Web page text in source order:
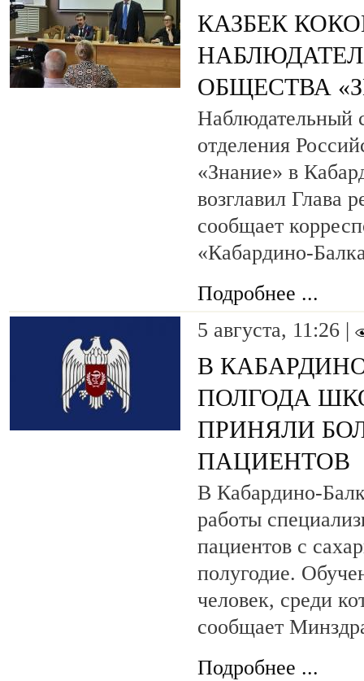
КАЗБЕК
ОБЩЕСТВА
Наблюдательный
отделения
«Знание» в
возглавил Глава
сообщает
«Кабардино-
Подробнее ...
5 августа, 11:26 |
В
ПОЛГОДА
ПРИНЯЛИ
ПАЦИЕНТОВ
В Кабардино-
работы
пациентов с
полугодие.
человек, среди
сообщает
Подробнее ...